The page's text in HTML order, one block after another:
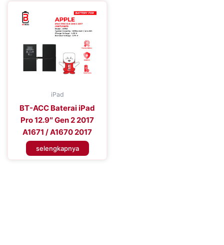
iPad
BT-ACC Baterai iPad
Pro 12.9″ Gen 2 2017
A1671 / A1670 2017
selengkapnya